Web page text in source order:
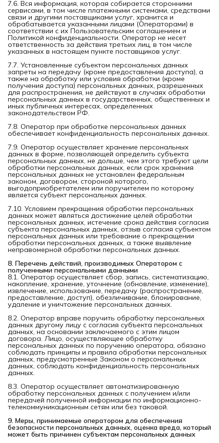
7.6. Вся информация, которая собирается сторонними
сервисами, в том числе платежными системами, средствами
связи и другими поставщиками услуг, хранится и
обрабатывается указанными лицами (Операторами) в
соответствии с их Пользовательским соглашением и
Политикой конфиденциальности. Оператор не несет
ответственность за действия третьих лиц, в том числе
указанных в настоящем пункте поставщиков услуг.
7.7. Установленные субъектом персональных данных
запреты на передачу (кроме предоставления доступа), а
также на обработку или условия обработки (кроме
получения доступа) персональных данных, разрешенных
для распространения, не действуют в случаях обработки
персональных данных в государственных, общественных и
иных публичных интересах, определенных
законодательством РФ.
7.8. Оператор при обработке персональных данных
обеспечивает конфиденциальность персональных данных.
7.9. Оператор осуществляет хранение персональных
данных в форме, позволяющей определить субъекта
персональных данных, не дольше, чем этого требуют цели
обработки персональных данных, если срок хранения
персональных данных не установлен федеральным
законом, договором, стороной которого,
выгодоприобретателем или поручителем по которому
является субъект персональных данных.
7.10. Условием прекращения обработки персональных
данных может являться достижение целей обработки
персональных данных, истечение срока действия согласия
субъекта персональных данных, отзыв согласия субъектом
персональных данных или требование о прекращении
обработки персональных данных, а также выявление
неправомерной обработки персональных данных.
8. Перечень действий, производимых Оператором с
полученными персональными данными
8.1. Оператор осуществляет сбор, запись, систематизацию,
накопление, хранение, уточнение (обновление, изменение),
извлечение, использование, передачу (распространение,
предоставление, доступ), обезличивание, блокирование,
удаление и уничтожение персональных данных.
8.2. Оператор вправе поручить обработку персональных
данных другому лицу с согласия субъекта персональных
данных, на основании заключаемого с этим лицом
договора. Лицо, осуществляющее обработку
персональных данных по поручению оператора, обязано
соблюдать принципы и правила обработки персональных
данных, предусмотренные Законом о персональных
данных, соблюдать конфиденциальность персональных
данных.
8.3. Оператор осуществляет автоматизированную
обработку персональных данных с получением и/или
передачей полученной информации по информационно-
телекоммуникационным сетям или без таковой.
9. Меры, принимаемые оператором для обеспечения
безопасности персональных данных, оценка вреда, который
может быть причинен субъектам персональных данных